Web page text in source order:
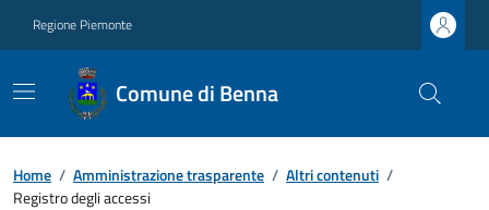
Regione Piemonte
Comune di Benna
Home / Amministrazione trasparente / Altri contenuti /
Registro degli accessi